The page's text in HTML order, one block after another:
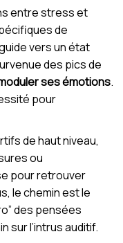
entre stress et
de
vers un état
des pics de
ses émotions.
pour
de haut niveau,
ou
pour retrouver
le chemin est le
des pensées
sur l’intrus auditif.